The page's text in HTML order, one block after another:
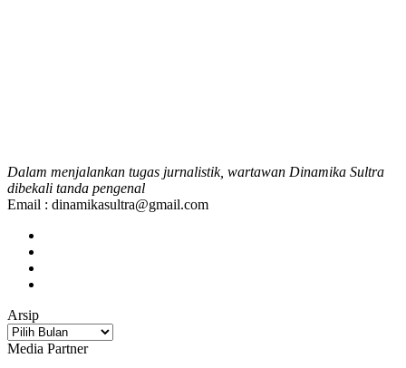
Dalam menjalankan tugas jurnalistik, wartawan Dinamika Sultra
dibekali tanda pengenal
Email : dinamikasultra@gmail.com
Arsip
Arsip
Media Partner